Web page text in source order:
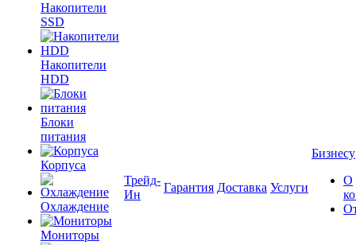
Накопители
SSD
Накопители
HDD
Блоки
питания
Корпуса
Охлаждение
Мониторы
Трейд-
Ин
Гарантия Доставка Услуги
Бизнесу
О